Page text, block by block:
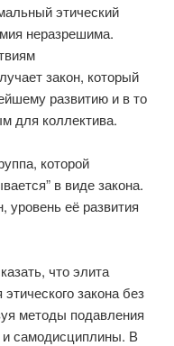
этический
неразрешима.
закон, который
развитию и в то
для коллектива.
которой
в виде закона.
уровень её развития
что элита
закона без
методы подавления
и самодисциплины. В